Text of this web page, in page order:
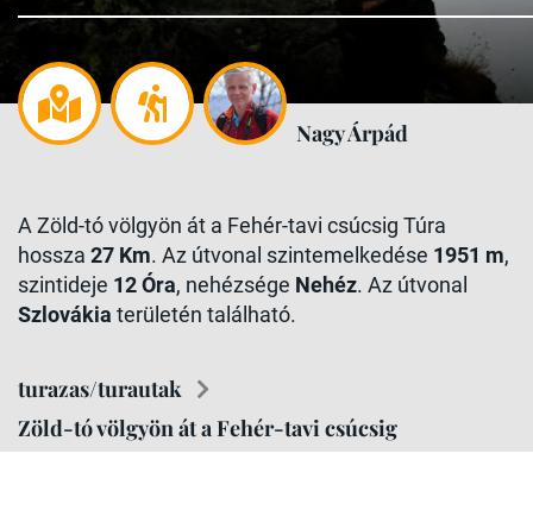
Nagy Árpád
A Zöld-tó völgyön át a Fehér-tavi csúcsig Túra
hossza 27 Km. Az útvonal szintemelkedése 1951 m,
szintideje 12 Óra, nehézsége Nehéz. Az útvonal
Szlovákia területén található.
turazas/turautak
Zöld-tó völgyön át a Fehér-tavi csúcsig